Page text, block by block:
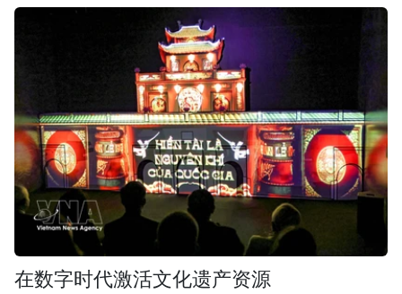
在数字时代激活文化遗产资源